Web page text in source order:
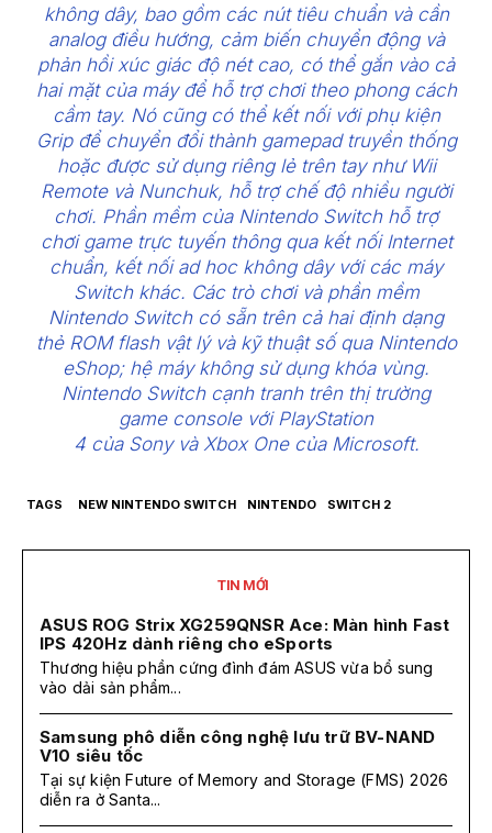
không dây, bao gồm các nút tiêu chuẩn và cần
analog điều hướng, cảm biến chuyển động và
phản hồi xúc giác độ nét cao, có thể gắn vào cả
hai mặt của máy để hỗ trợ chơi theo phong cách
cầm tay. Nó cũng có thể kết nối với phụ kiện
Grip để chuyển đổi thành gamepad truyền thống
hoặc được sử dụng riêng lẻ trên tay như Wii
Remote và Nunchuk, hỗ trợ chế độ nhiều người
chơi. Phần mềm của Nintendo Switch hỗ trợ
chơi game trực tuyến thông qua kết nối Internet
chuẩn, kết nối ad hoc không dây với các máy
Switch khác. Các trò chơi và phần mềm
Nintendo Switch có sẵn trên cả hai định dạng
thẻ ROM flash vật lý và kỹ thuật số qua Nintendo
eShop; hệ máy không sử dụng khóa vùng.
Nintendo Switch cạnh tranh trên thị trường
game console với PlayStation
4 của Sony và Xbox One của Microsoft.
TAGS NEW NINTENDO SWITCH NINTENDO SWITCH 2
TIN MỚI
ASUS ROG Strix XG259QNSR Ace: Màn hình Fast
IPS 420Hz dành riêng cho eSports
Thương hiệu phần cứng đình đám ASUS vừa bổ sung
vào dải sản phẩm...
Samsung phô diễn công nghệ lưu trữ BV-NAND
V10 siêu tốc
Tại sự kiện Future of Memory and Storage (FMS) 2026
diễn ra ở Santa...